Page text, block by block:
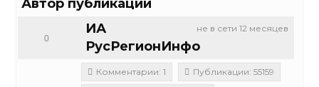
Автор публикации
не в сети 12 месяцев
ИА
РусРегионИнфо
0
Комментарии: 1
Публикации: 55159